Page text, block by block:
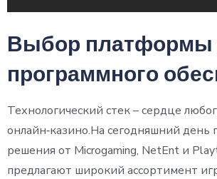
Выбор платформы
программного
Технологический стек – сердце
онлайн‑казино.На сегодняшний день
решения от Microgaming, NetEnt и
предлагают широкий ассортимент